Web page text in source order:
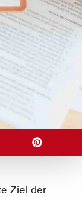
Ziel der